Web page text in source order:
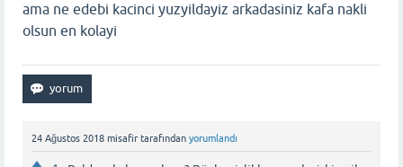
ama ne edebi kacinci yuzyildayiz arkadasiniz kafa nakli
olsun en kolayi
24 Ağustos 2018 misafir tarafından yorumlandı